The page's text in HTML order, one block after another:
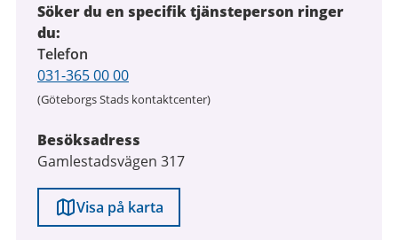
Söker du en specifik tjänsteperson ringer
du:
Telefon
031-365 00 00
(Göteborgs Stads kontaktcenter)
Besöksadress
Gamlestadsvägen 317
Visa på karta